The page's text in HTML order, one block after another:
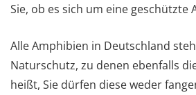
Sie, ob es sich um eine geschützte
Alle Amphibien in Deutschland
Naturschutz, zu denen ebenfalls
heißt, Sie dürfen diese weder